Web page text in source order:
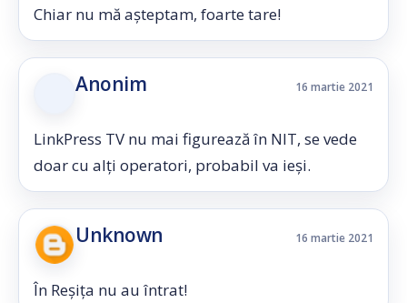
Chiar nu mă așteptam, foarte tare!
Anonim 16 martie 2021
LinkPress TV nu mai figurează în NIT, se vede
doar cu alți operatori, probabil va ieși.
Unknown 16 martie 2021
În Reșița nu au întrat!